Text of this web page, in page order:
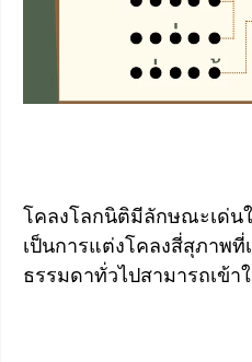
โคลงโลกนิติมีลักษณะเด่น
เป็นการแต่งโคลงสี่สุภาพที่
ธรรมดาทั่วไปสามารถเข้า